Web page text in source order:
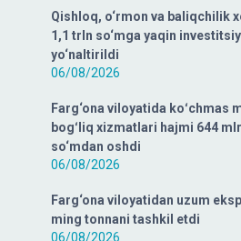
Qishloq, o‘rmon va baliqchilik
1,1 trln so‘mga yaqin
yo‘naltirildi
06/08/2026
Farg‘ona viloyatida koʻchmas
bogʻliq xizmatlari hajmi 644
so‘mdan oshdi
06/08/2026
Farg‘ona viloyatidan uzum
ming tonnani tashkil etdi
06/08/2026